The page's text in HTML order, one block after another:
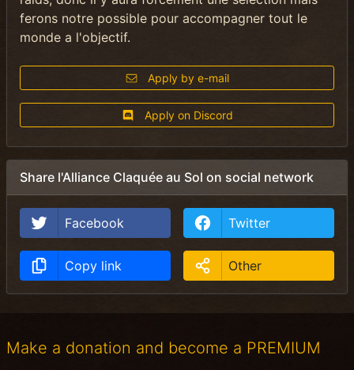
ferons notre possible pour accompagner tout le
monde a l'objectif.
Apply by e-mail
Apply on Discord
Share l'Alliance Claquée au Sol on social network
Facebook Twitter
Copy link Other
Make a donation and become a PREMIUM